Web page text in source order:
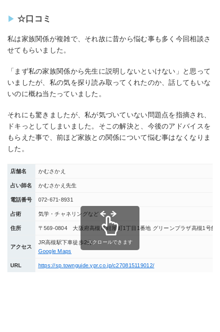
☆口コミ
私は家族関係が複雑で、それ故に昔から悩む事も多く今回相談さ
せてもらいました。
「まず私の家族関係から先生に説明しないといけない」と思って
いましたが、私の気を探り読み取ってくれたのか、話してもいな
いのに概ね当たっていました。
それにも驚きましたが、私が気づいていない問題点を指摘され、
ドキっとしてしまいました。そこの解決と、今後のアドバイスを
もらえた事で、前ほど家族との関係について悩む事はなくなりま
した。
店舗名 かむさかえ
占い師名 かむさかえ先生
電話番号 072-671-8931
占術 気学・チャネリングなど
住所 〒569-0804 大阪府高槻市紺屋町1丁目1番地 グリーンプラザ高槻1号館
アクセス
JR高槻駅下車徒歩2分
Google Maps
URL https://sp.townguide.ypr.co.jp/c270815119012/
スクロールできます